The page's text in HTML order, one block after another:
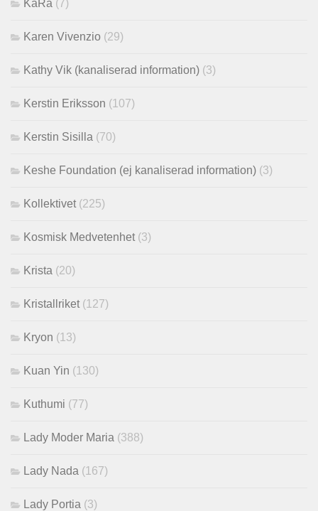
KaRa (7)
Karen Vivenzio (29)
Kathy Vik (kanaliserad information) (3)
Kerstin Eriksson (107)
Kerstin Sisilla (70)
Keshe Foundation (ej kanaliserad information) (3)
Kollektivet (225)
Kosmisk Medvetenhet (3)
Krista (20)
Kristallriket (127)
Kryon (13)
Kuan Yin (130)
Kuthumi (77)
Lady Moder Maria (388)
Lady Nada (167)
Lady Portia (3)